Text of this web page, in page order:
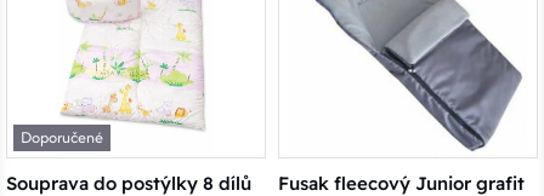
Doporučené
Souprava do postýlky 8 dílů
Fusak fleecový Junior grafit